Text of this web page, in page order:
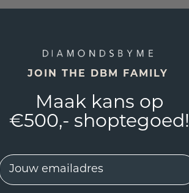
JOIN THE DBM FAMILY
Maak kans op
€500,- shoptegoed!
EMail